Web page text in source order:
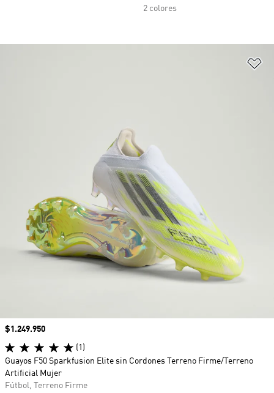
2 colores
Precio
$1.249.950
(1)
Guayos F50 Sparkfusion Elite sin Cordones Terreno Firme/Terreno
Artificial Mujer
Fútbol, Terreno Firme